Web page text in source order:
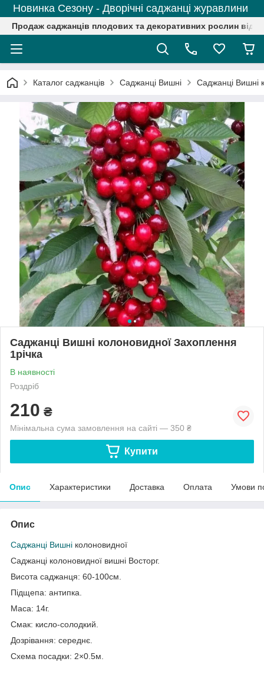
Новинка Сезону - Дворічні саджанці журавлини
Продаж саджанців плодових та декоративних рослин від
Каталог саджанців Саджанці Вишні Саджанці Вишні
Саджанці Вишні колоновидної Захоплення
1річка
В наявності
Роздріб
210 ₴
Мінімальна сума замовлення на сайті — 350 ₴
Купити
Опис Характеристики Доставка Оплата Умови
Опис
Саджанці Вишні колоновидної
Саджанці колоновидної вишні Восторг.
Висота саджанця: 60-100см.
Підщепа: антипка.
Маса: 14г.
Смак: кисло-солодкий.
Дозрівання: середнє.
Схема посадки: 2×0.5м.